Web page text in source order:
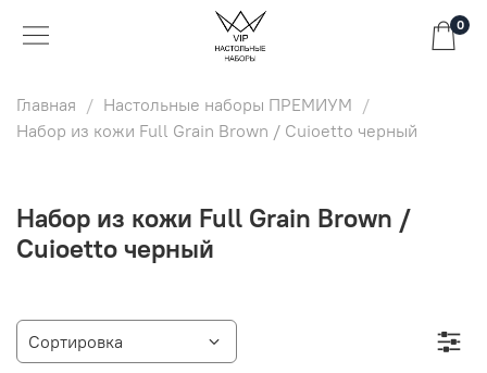
0
Главная
Настольные наборы ПРЕМИУМ
Набор из кожи Full Grain Brown / Cuioetto черный
Набор из кожи Full Grain Brown /
Cuioetto черный